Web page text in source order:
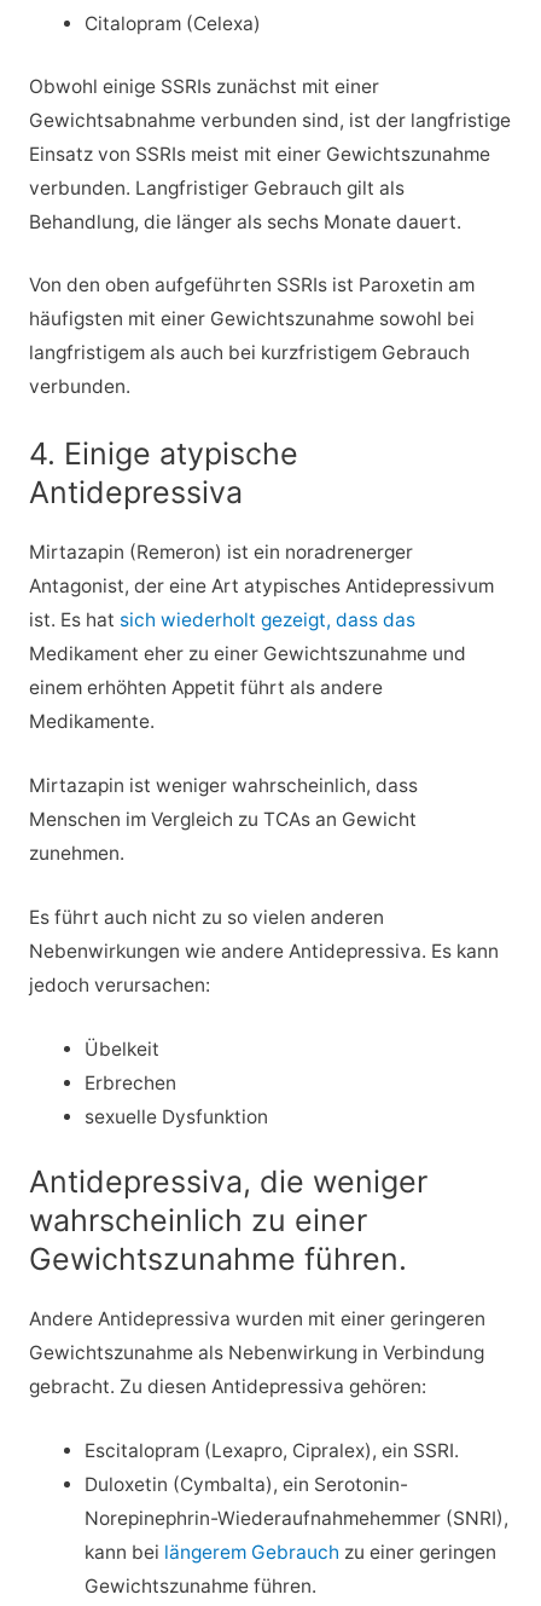
Citalopram (Celexa)
Obwohl einige SSRIs zunächst mit einer
Gewichtsabnahme verbunden sind, ist der langfristige
Einsatz von SSRIs meist mit einer Gewichtszunahme
verbunden. Langfristiger Gebrauch gilt als
Behandlung, die länger als sechs Monate dauert.
Von den oben aufgeführten SSRIs ist Paroxetin am
häufigsten mit einer Gewichtszunahme sowohl bei
langfristigem als auch bei kurzfristigem Gebrauch
verbunden.
4. Einige atypische
Antidepressiva
Mirtazapin (Remeron) ist ein noradrenerger
Antagonist, der eine Art atypisches Antidepressivum
ist. Es hat sich wiederholt gezeigt, dass das
Medikament eher zu einer Gewichtszunahme und
einem erhöhten Appetit führt als andere
Medikamente.
Mirtazapin ist weniger wahrscheinlich, dass
Menschen im Vergleich zu TCAs an Gewicht
zunehmen.
Es führt auch nicht zu so vielen anderen
Nebenwirkungen wie andere Antidepressiva. Es kann
jedoch verursachen:
Übelkeit
Erbrechen
sexuelle Dysfunktion
Antidepressiva, die weniger
wahrscheinlich zu einer
Gewichtszunahme führen.
Andere Antidepressiva wurden mit einer geringeren
Gewichtszunahme als Nebenwirkung in Verbindung
gebracht. Zu diesen Antidepressiva gehören:
Escitalopram (Lexapro, Cipralex), ein SSRI.
Duloxetin (Cymbalta), ein Serotonin-
Norepinephrin-Wiederaufnahmehemmer (SNRI),
kann bei längerem Gebrauch zu einer geringen
Gewichtszunahme führen.